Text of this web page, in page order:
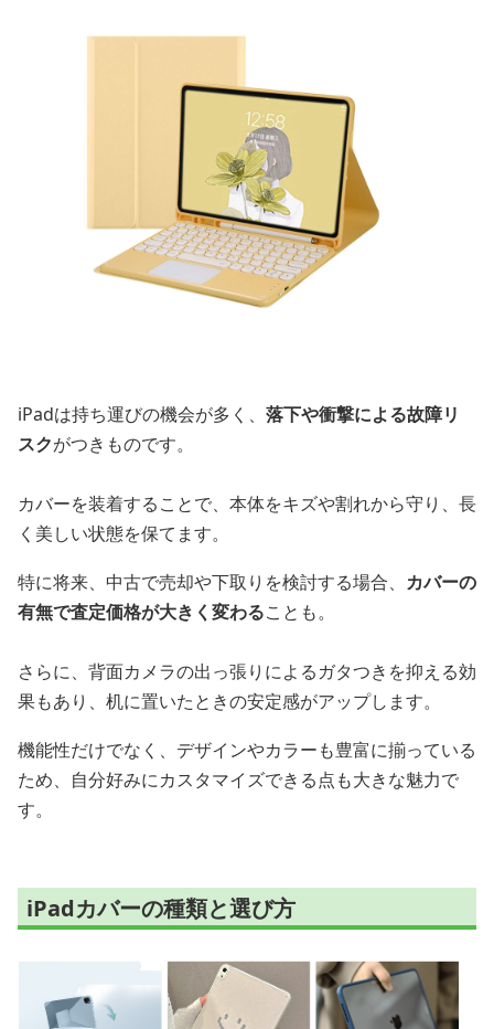
iPadは持ち運びの機会が多く、 落下や衝撃による故障リ
スクがつきものです。
カバーを装着することで、本体をキズや割れから守り、長
く美しい状態を保てます。
特に将来、中古で売却や下取りを検討する場合、 カバーの
有無で査定価格が大きく変わることも。
さらに、背面カメラの出っ張りによるガタつきを抑える効
果もあり、机に置いたときの安定感がアップします。
機能性だけでなく、デザインやカラーも豊富に揃っている
ため、自分好みにカスタマイズできる点も大きな魅力で
す。
iPadカバーの種類と選び方